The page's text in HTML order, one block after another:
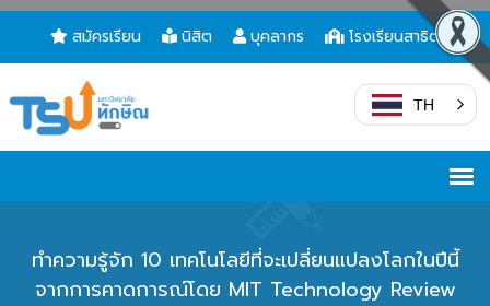
สมัครเรียน นิสิต บุคลากร โรงเรียนสาธิต
TH
ทำความรู้จัก 10 เทคโนโลยีที่จะเปลี่ยนแปลงโลกในปีนี้
จากการคาดการณ์โดย MIT Technology Review